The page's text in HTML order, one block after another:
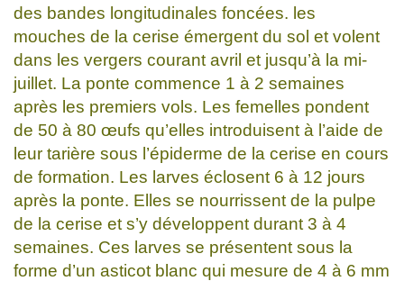
des bandes longitudinales foncées. les
mouches de la cerise émergent du sol et volent
dans les vergers courant avril et jusqu’à la mi-
juillet. La ponte commence 1 à 2 semaines
après les premiers vols. Les femelles pondent
de 50 à 80 œufs qu’elles introduisent à l’aide de
leur tarière sous l’épiderme de la cerise en cours
de formation. Les larves éclosent 6 à 12 jours
après la ponte. Elles se nourrissent de la pulpe
de la cerise et s’y développent durant 3 à 4
semaines. Ces larves se présentent sous la
forme d’un asticot blanc qui mesure de 4 à 6 mm